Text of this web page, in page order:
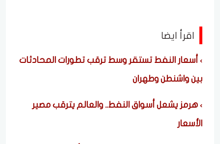
اقرأ ايضا
أسعار النفط تستقر وسط ترقب تطورات المحادثات
بين واشنطن وطهران
هرمز يشعل أسواق النفط.. والعالم يترقب مصير
الأسعار